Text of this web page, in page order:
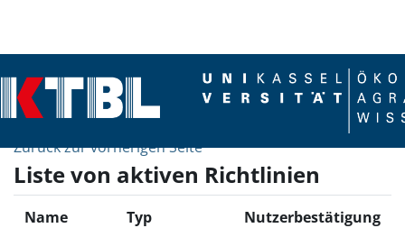
Zurück zur vorherigen Seite
Liste von aktiven Richtlinien
Name Typ Nutzerbestätigung